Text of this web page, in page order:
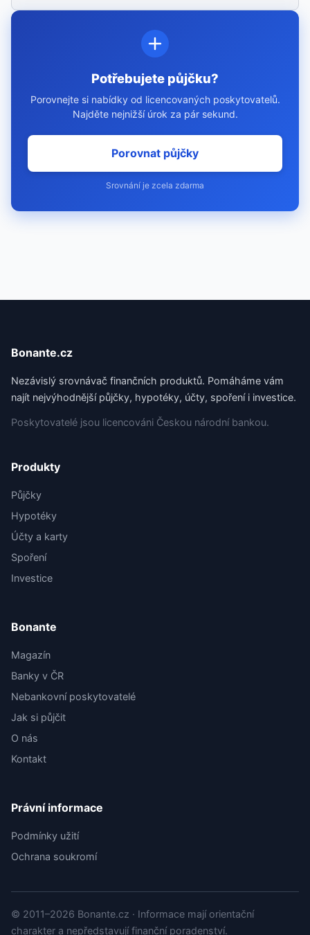
Potřebujete půjčku?
Porovnejte si nabídky od licencovaných poskytovatelů.
Najděte nejnižší úrok za pár sekund.
Porovnat půjčky
Srovnání je zcela zdarma
Bonante.cz
Nezávislý srovnávač finančních produktů. Pomáháme vám
najít nejvýhodnější půjčky, hypotéky, účty, spoření i investice.
Poskytovatelé jsou licencováni Českou národní bankou.
Produkty
Půjčky
Hypotéky
Účty a karty
Spoření
Investice
Bonante
Magazín
Banky v ČR
Nebankovní poskytovatelé
Jak si půjčit
O nás
Kontakt
Právní informace
Podmínky užití
Ochrana soukromí
© 2011–2026 Bonante.cz · Informace mají orientační
charakter a nepředstavují finanční poradenství.